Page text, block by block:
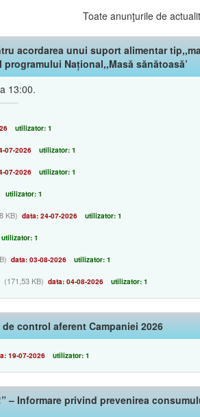
Toate anunţurile de
acordarea unui suport alimentar
Național,,Masă sănătoasă’
13:00.
utilizator: 1
07-2026 utilizator: 1
07-2026 utilizator: 1
utilizator: 1
KB) data: 24-07-2026 utilizator: 1
utilizator: 1
data: 03-08-2026 utilizator: 1
(171,53 KB) data: 04-08-2026 utilizator: 1
control aferent Campaniei 2026
19-07-2026 utilizator: 1
– Informare privind prevenirea